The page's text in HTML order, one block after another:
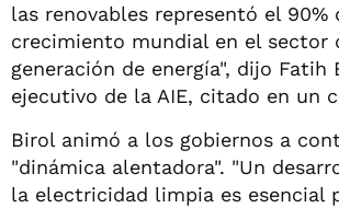
las renovables representó el 90%
crecimiento mundial en el sector
generación de energía", dijo
ejecutivo de la AIE, citado en un
Birol animó a los gobiernos a
"dinámica alentadora". "Un
la electricidad limpia es esencial